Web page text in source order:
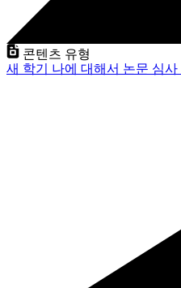
콘텐츠 유형
새 학기 나에 대해서 논문 심사